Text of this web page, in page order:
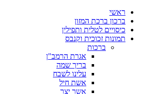
ראשי
ברכון ברכת המזון
כיסויים לטלית ותפילין
תמונות זכוכית וקנבס
ברכות
אגרת הרמב"ן
בריך שמה
עלינו לשבח
אשת חיל
אשר יצר